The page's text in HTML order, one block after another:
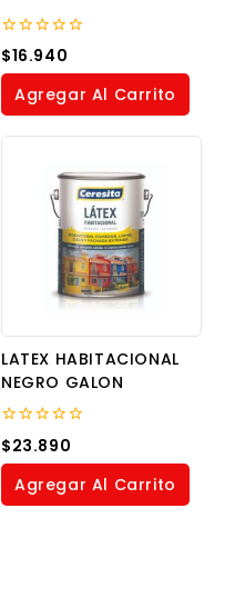
0
out
of
$16.940
Agregar Al Carrito
LATEX HABITACIONAL
NEGRO GALON
0
out
of
$23.890
Agregar Al Carrito